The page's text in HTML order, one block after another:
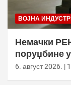
ВОЈНА
Немачки
поруџбине
6. август 2026. |